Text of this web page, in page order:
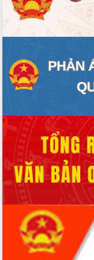
ĐIỂM TIN VĂN BẢN
QUY HOẠCH - KẾ HOẠCH